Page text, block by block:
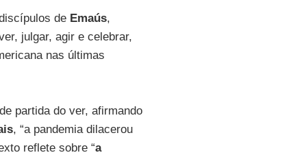
de Emaús,
julgar, agir e celebrar,
nas últimas
partida do ver, afirmando
, “a pandemia dilacerou
reflete sobre “a